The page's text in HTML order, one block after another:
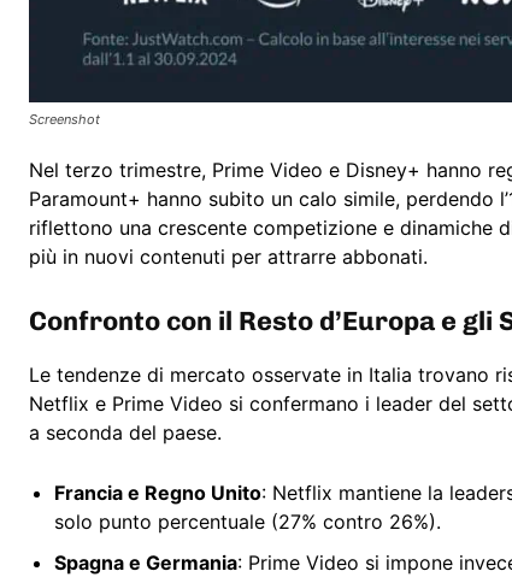
Screenshot
Nel terzo trimestre, Prime Video e Disney+ hanno
Paramount+ hanno subito un calo simile, perdendo
riflettono una crescente competizione e dinamiche
più in nuovi contenuti per attrarre abbonati.
Confronto con il Resto d’Europa e gli
Le tendenze di mercato osservate in Italia trovano
Netflix e Prime Video si confermano i leader del
a seconda del paese.
Francia e Regno Unito: Netflix mantiene la
solo punto percentuale (27% contro 26%).
Spagna e Germania: Prime Video si impone